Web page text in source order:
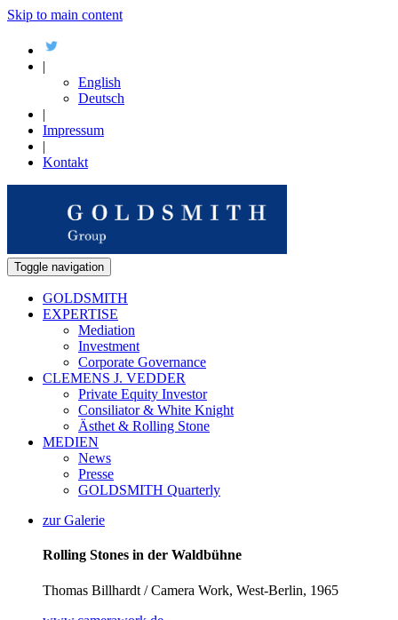
Skip to main content
|
English
Deutsch
|
Impressum
|
Kontakt
Toggle navigation
GOLDSMITH
EXPERTISE
Mediation
Investment
Corporate Governance
CLEMENS J. VEDDER
Private Equity Investor
Consiliator & White Knight
Ästhet & Rolling Stone
MEDIEN
News
Presse
GOLDSMITH Quarterly
zur Galerie
Rolling Stones in der Waldbühne
Thomas Billhardt / Camera Work, West-Berlin, 1965